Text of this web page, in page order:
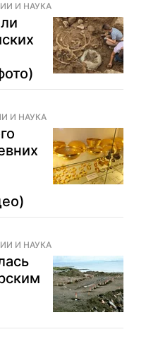
И НАУКА
И НАУКА
И НАУКА